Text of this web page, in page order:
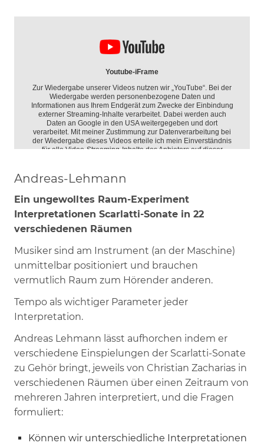
Andreas-Lehmann
Ein ungewolltes Raum-Experiment
Interpretationen Scarlatti-Sonate in 22
verschiedenen Räumen
Musiker sind am Instrument (an der Maschine)
unmittelbar positioniert und brauchen
vermutlich Raum zum Hörender anderen.
Tempo als wichtiger Parameter jeder
Interpretation.
Andreas Lehmann lässt aufhorchen indem er
verschiedene Einspielungen der Scarlatti-Sonate
zu Gehör bringt, jeweils von Christian Zacharias in
verschiedenen Räumen über einen Zeitraum von
mehreren Jahren interpretiert, und die Fragen
formuliert:
Können wir unterschiedliche Interpretationen